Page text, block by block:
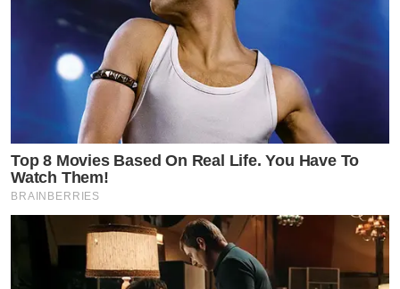
Top 8 Movies Based On Real Life. You Have To
Watch Them!
BRAINBERRIES